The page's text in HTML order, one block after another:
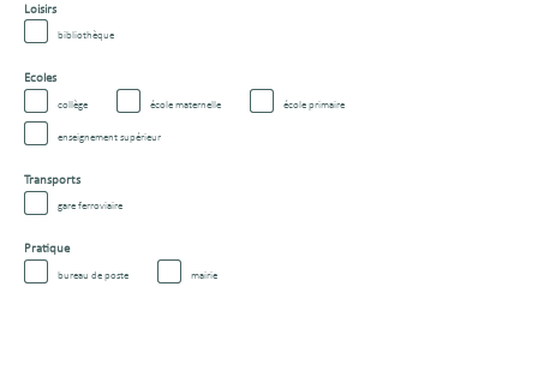
Loisirs
bibliothèque
Ecoles
collège école maternelle école primaire
enseignement supérieur
Transports
gare ferroviaire
Pratique
bureau de poste mairie